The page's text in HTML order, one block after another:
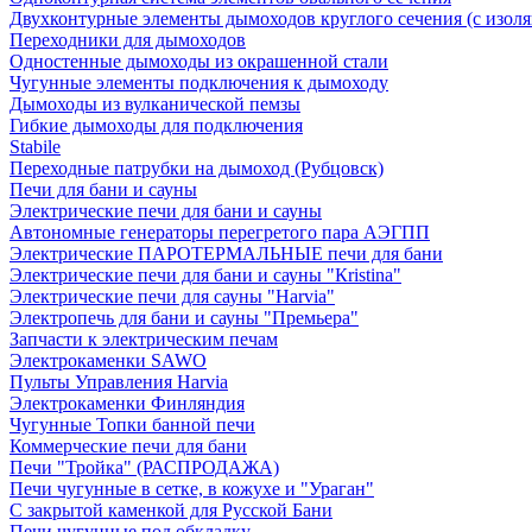
Двухконтурные элементы дымоходов круглого сечения (с
Переходники для дымоходов
Одностенные дымоходы из окрашенной стали
Чугунные элементы подключения к дымоходу
Дымоходы из вулканической пемзы
Гибкие дымоходы для подключения
Stabile
Переходные патрубки на дымоход (Рубцовск)
Печи для бани и сауны
Электрические печи для бани и сауны
Автономные генераторы перегретого пара АЭГПП
Электрические ПАРОТЕРМАЛЬНЫЕ печи для бани
Электрические печи для бани и сауны "Кristina"
Электрические печи для сауны "Harvia"
Электропечь для бани и сауны "Премьера"
Запчасти к электрическим печам
Электрокаменки SAWO
Пульты Управления Harvia
Электрокаменки Финляндия
Чугунные Топки банной печи
Коммерческие печи для бани
Печи "Тройка" (РАСПРОДАЖА)
Печи чугунные в сетке, в кожухе и "Ураган"
С закрытой каменкой для Русской Бани